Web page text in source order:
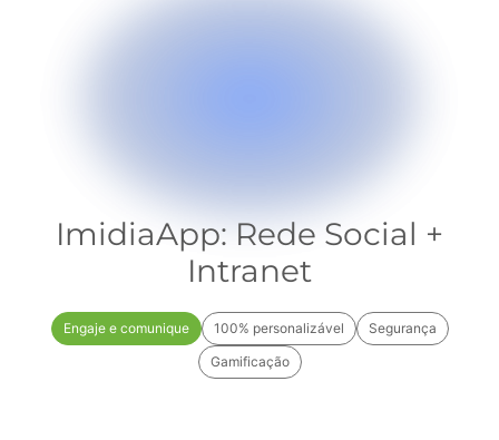
ImidiaApp: Rede Social +
Intranet
Engaje e comunique 100% personalizável
ㅤSegurançaㅤ
Gamificação